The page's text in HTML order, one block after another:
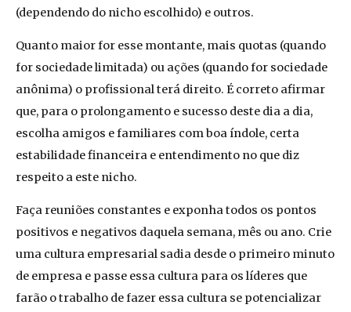
(dependendo do nicho escolhido) e outros.
Quanto maior for esse montante, mais quotas (quando
for sociedade limitada) ou ações (quando for sociedade
anônima) o profissional terá direito. É correto afirmar
que, para o prolongamento e sucesso deste dia a dia,
escolha amigos e familiares com boa índole, certa
estabilidade financeira e entendimento no que diz
respeito a este nicho.
Faça reuniões constantes e exponha todos os pontos
positivos e negativos daquela semana, mês ou ano. Crie
uma cultura empresarial sadia desde o primeiro minuto
de empresa e passe essa cultura para os líderes que
farão o trabalho de fazer essa cultura se potencializar